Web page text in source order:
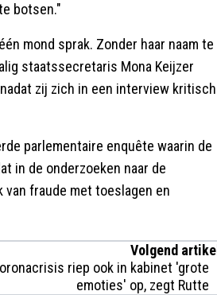
botsen."
mond sprak. Zonder haar naam te
staatssecretaris Mona Keijzer
zij zich in een interview kritisch
parlementaire enquête waarin de
in de onderzoeken naar de
van fraude met toeslagen en
Volgend artikel
riep ook in kabinet 'grote
emoties' op, zegt Rutte